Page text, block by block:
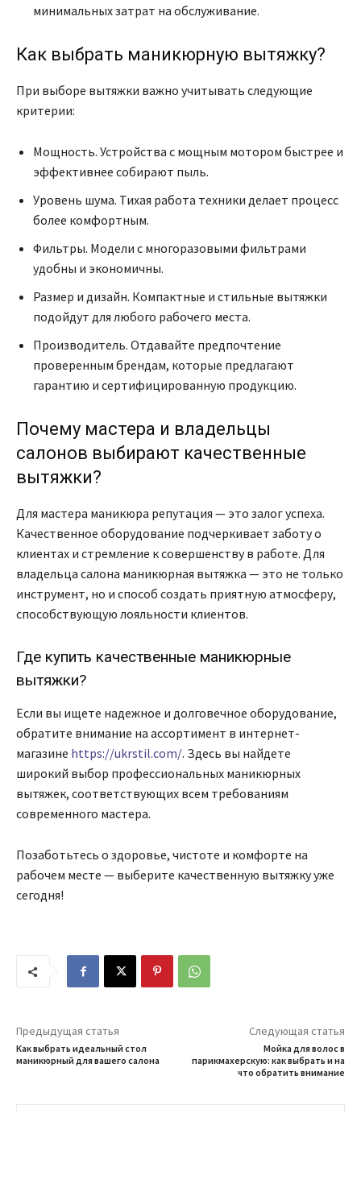
минимальных затрат на обслуживание.
Как выбрать маникюрную вытяжку?
При выборе вытяжки важно учитывать следующие
критерии:
Мощность. Устройства с мощным мотором быстрее и
эффективнее собирают пыль.
Уровень шума. Тихая работа техники делает процесс
более комфортным.
Фильтры. Модели с многоразовыми фильтрами
удобны и экономичны.
Размер и дизайн. Компактные и стильные вытяжки
подойдут для любого рабочего места.
Производитель. Отдавайте предпочтение
проверенным брендам, которые предлагают
гарантию и сертифицированную продукцию.
Почему мастера и владельцы
салонов выбирают качественные
вытяжки?
Для мастера маникюра репутация — это залог успеха.
Качественное оборудование подчеркивает заботу о
клиентах и стремление к совершенству в работе. Для
владельца салона маникюрная вытяжка — это не только
инструмент, но и способ создать приятную атмосферу,
способствующую лояльности клиентов.
Где купить качественные маникюрные
вытяжки?
Если вы ищете надежное и долговечное оборудование,
обратите внимание на ассортимент в интернет-
магазине https://ukrstil.com/. Здесь вы найдете
широкий выбор профессиональных маникюрных
вытяжек, соответствующих всем требованиям
современного мастера.
Позаботьтесь о здоровье, чистоте и комфорте на
рабочем месте — выберите качественную вытяжку уже
сегодня!
Предыдущая статья
Как выбрать идеальный стол
маникюрный для вашего салона
Следующая статья
Мойка для волос в
парикмахерскую: как выбрать и на
что обратить внимание